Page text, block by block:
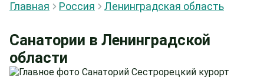
Главная Россия Ленинградская область
Санатории в Ленинградской
области